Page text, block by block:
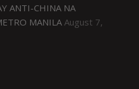
ANTI-CHINA NA
MANILA August 7,